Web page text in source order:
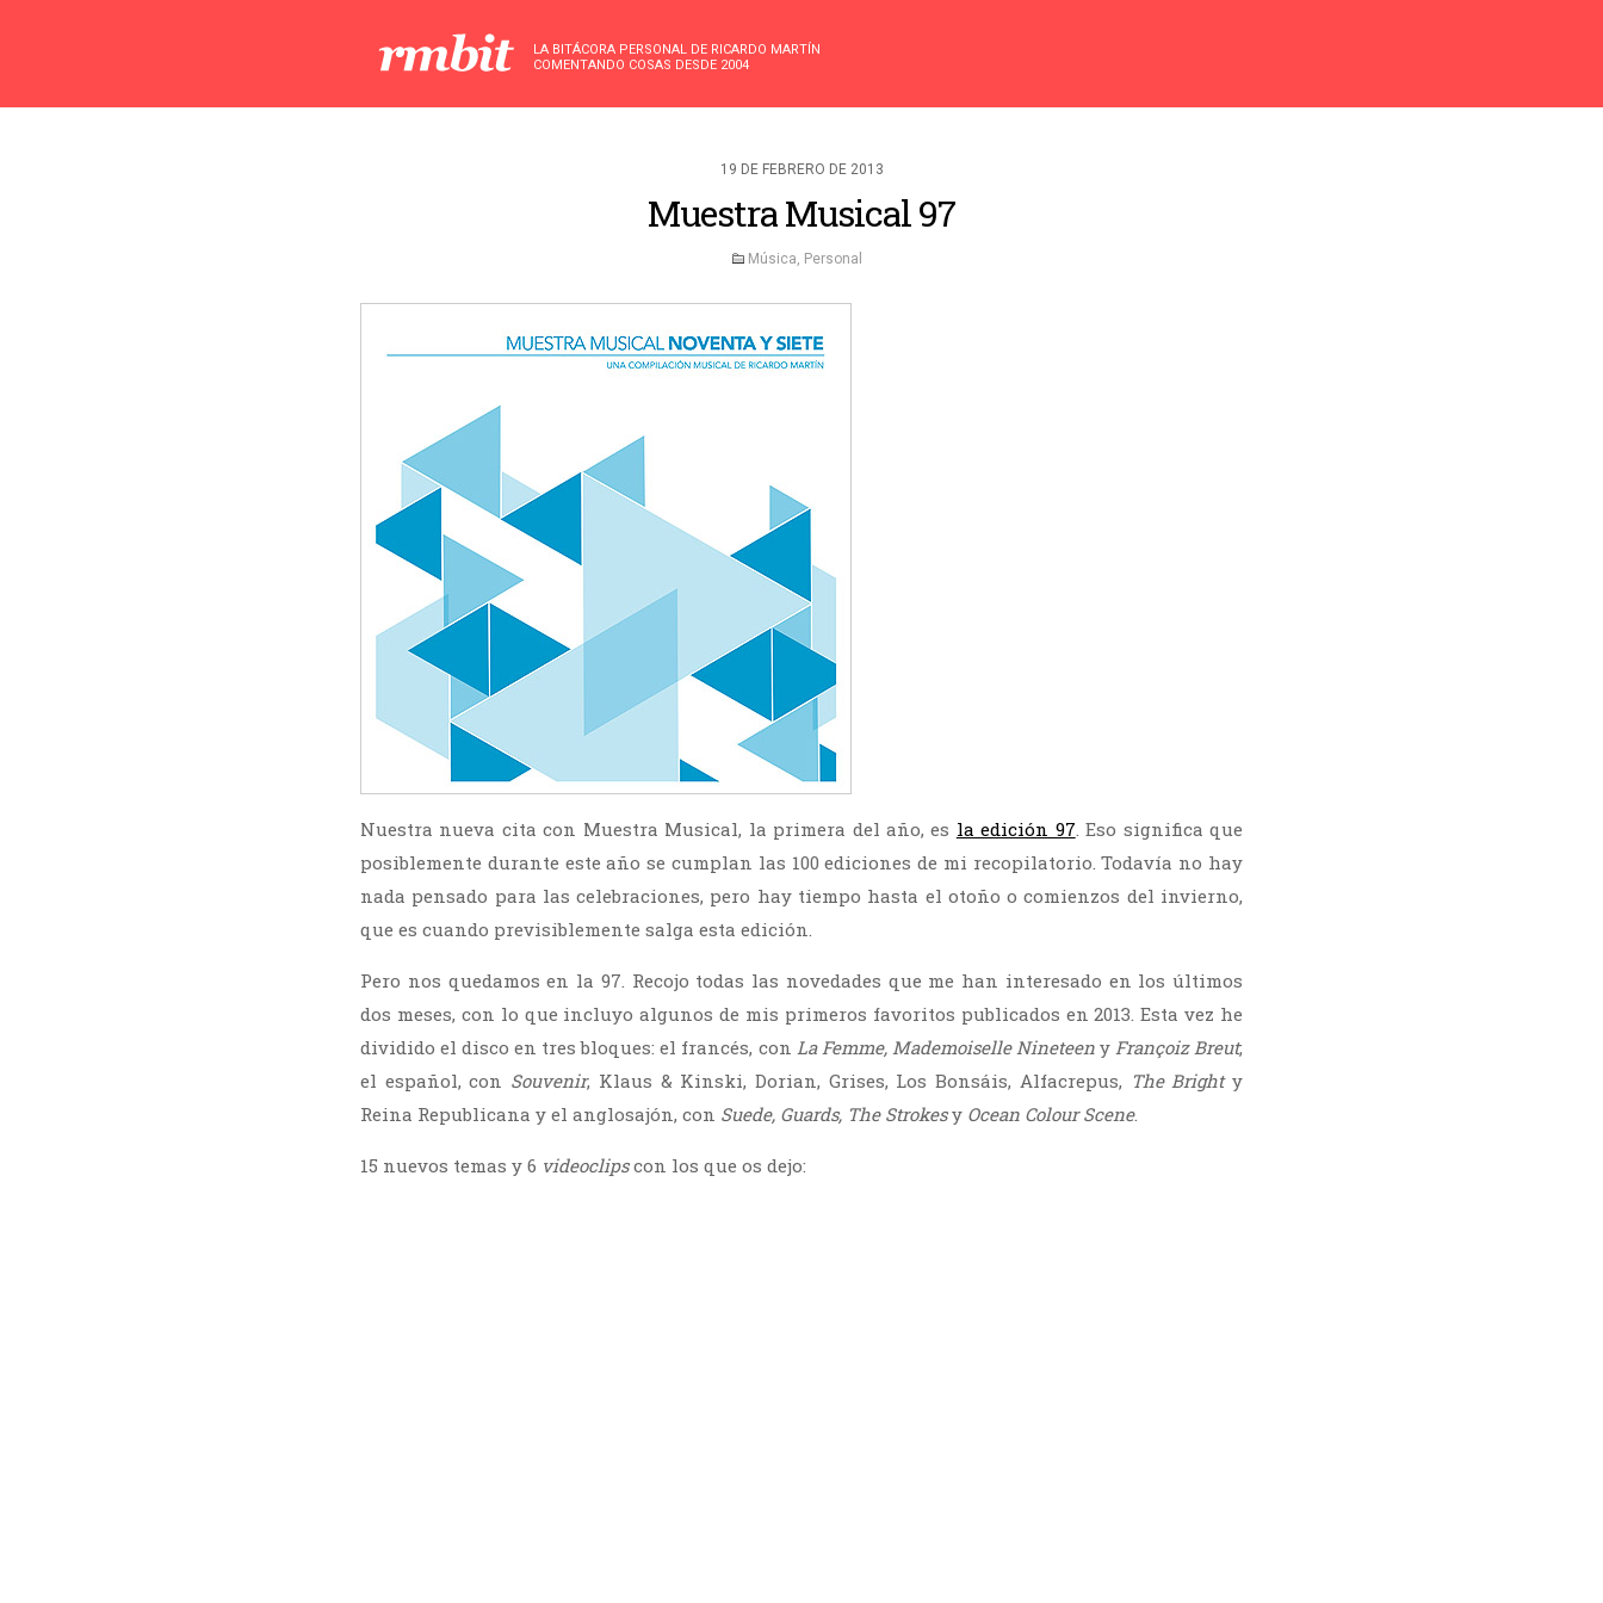
LA BITÁCORA PERSONAL DE RICARDO MARTÍN
COMENTANDO COSAS DESDE 2004
19 DE FEBRERO DE 2013
Muestra Musical 97
Música, Personal
Nuestra nueva cita con Muestra Musical, la primera del año, es la edición 97. Eso significa que
posiblemente durante este año se cumplan las 100 ediciones de mi recopilatorio. Todavía no hay
nada pensado para las celebraciones, pero hay tiempo hasta el otoño o comienzos del invierno,
que es cuando previsiblemente salga esta edición.
Pero nos quedamos en la 97. Recojo todas las novedades que me han interesado en los últimos
dos meses, con lo que incluyo algunos de mis primeros favoritos publicados en 2013. Esta vez he
dividido el disco en tres bloques: el francés, con La Femme, Mademoiselle Nineteeny Françoiz Breut;
el español, con Souvenir, Klaus & Kinski, Dorian, Grises, Los Bonsáis, Alfacrepus, The Brighty
Reina Republicana y el anglosajón, con Suede, Guards, The Strokesy Ocean Colour Scene.
15 nuevos temas y 6 videoclipscon los que os dejo: